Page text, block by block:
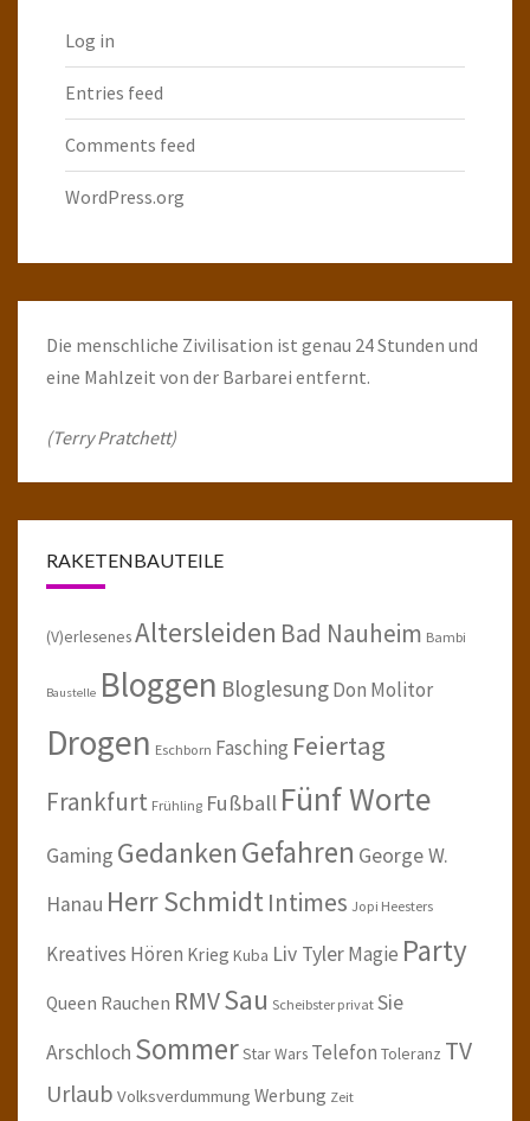
Log in
Entries feed
Comments feed
WordPress.org
Die menschliche Zivilisation ist genau 24 Stunden und
eine Mahlzeit von der Barbarei entfernt.
(Terry Pratchett)
RAKETENBAUTEILE
(V)erlesenesAltersleiden Bad Nauheim Bambi
Baustelle Bloggen BloglesungDon Molitor
Drogen Eschborn Fasching Feiertag
Frankfurt Frühling Fußball Fünf Worte
Gaming GedankenGefahren George W.
Hanau Herr SchmidtIntimes Jopi Heesters
Kreatives Hören Krieg Kuba Liv TylerMagie Party
Queen Rauchen RMVSau Scheibster privat Sie
Arschloch SommerStar Wars Telefon Toleranz TV
Urlaub Volksverdummung Werbung Zeit